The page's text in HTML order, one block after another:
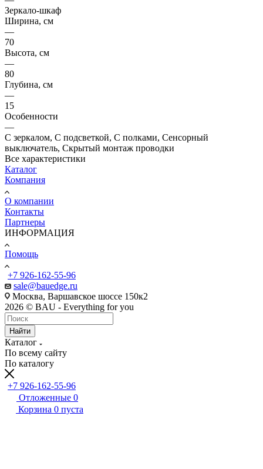
Зеркало-шкаф
Ширина, см
—
70
Высота, см
—
80
Глубина, см
—
15
Особенности
—
С зеркалом, С подсветкой, С полками, Сенсорный
выключатель, Скрытый монтаж проводки
Все характеристики
Каталог
Компания
О компании
Контакты
Партнеры
ИНФОРМАЦИЯ
Помощь
+7 926-162-55-96
sale@bauedge.ru
Москва, Варшавское шоссе 150к2
2026 © BAU - Everything for you
Найти
Каталог
По всему сайту
По каталогу
+7 926-162-55-96
Отложенные 0
Корзина 0 пуста